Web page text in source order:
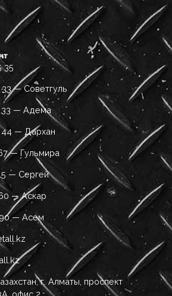
35
33 — Советгуль
33 — Адема
44 — Дархан
— Гульмира
— Сергей
— Аскар
90 — Асем
г. Алматы, проспект
офис 2